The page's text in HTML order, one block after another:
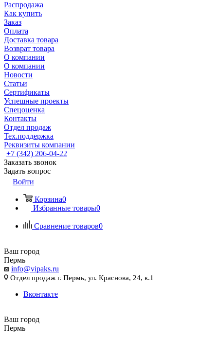
Распродажа
Как купить
Заказ
Оплата
Доставка товара
Возврат товара
О компании
О компании
Новости
Статьи
Сертификаты
Успешные проекты
Спецоценка
Контакты
Отдел продаж
Тех.поддержка
Реквизиты компании
+7 (342) 206-04-22
Заказать звонок
Задать вопрос
Войти
Корзина0
Избранные товары0
Сравнение товаров0
Ваш город
Пермь
info@vipaks.ru
Отдел продаж г. Пермь, ул. Краснова, 24, к.1
Вконтакте
Ваш город
Пермь